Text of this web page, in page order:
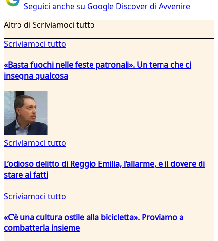
Seguici anche su Google Discover di Avvenire
Altro di Scriviamoci tutto
Scriviamoci tutto
«Basta fuochi nelle feste patronali». Un tema che ci
insegna qualcosa
Scriviamoci tutto
L’odioso delitto di Reggio Emilia, l’allarme, e il dovere di
stare ai fatti
Scriviamoci tutto
«C’è una cultura ostile alla bicicletta». Proviamo a
combatterla insieme